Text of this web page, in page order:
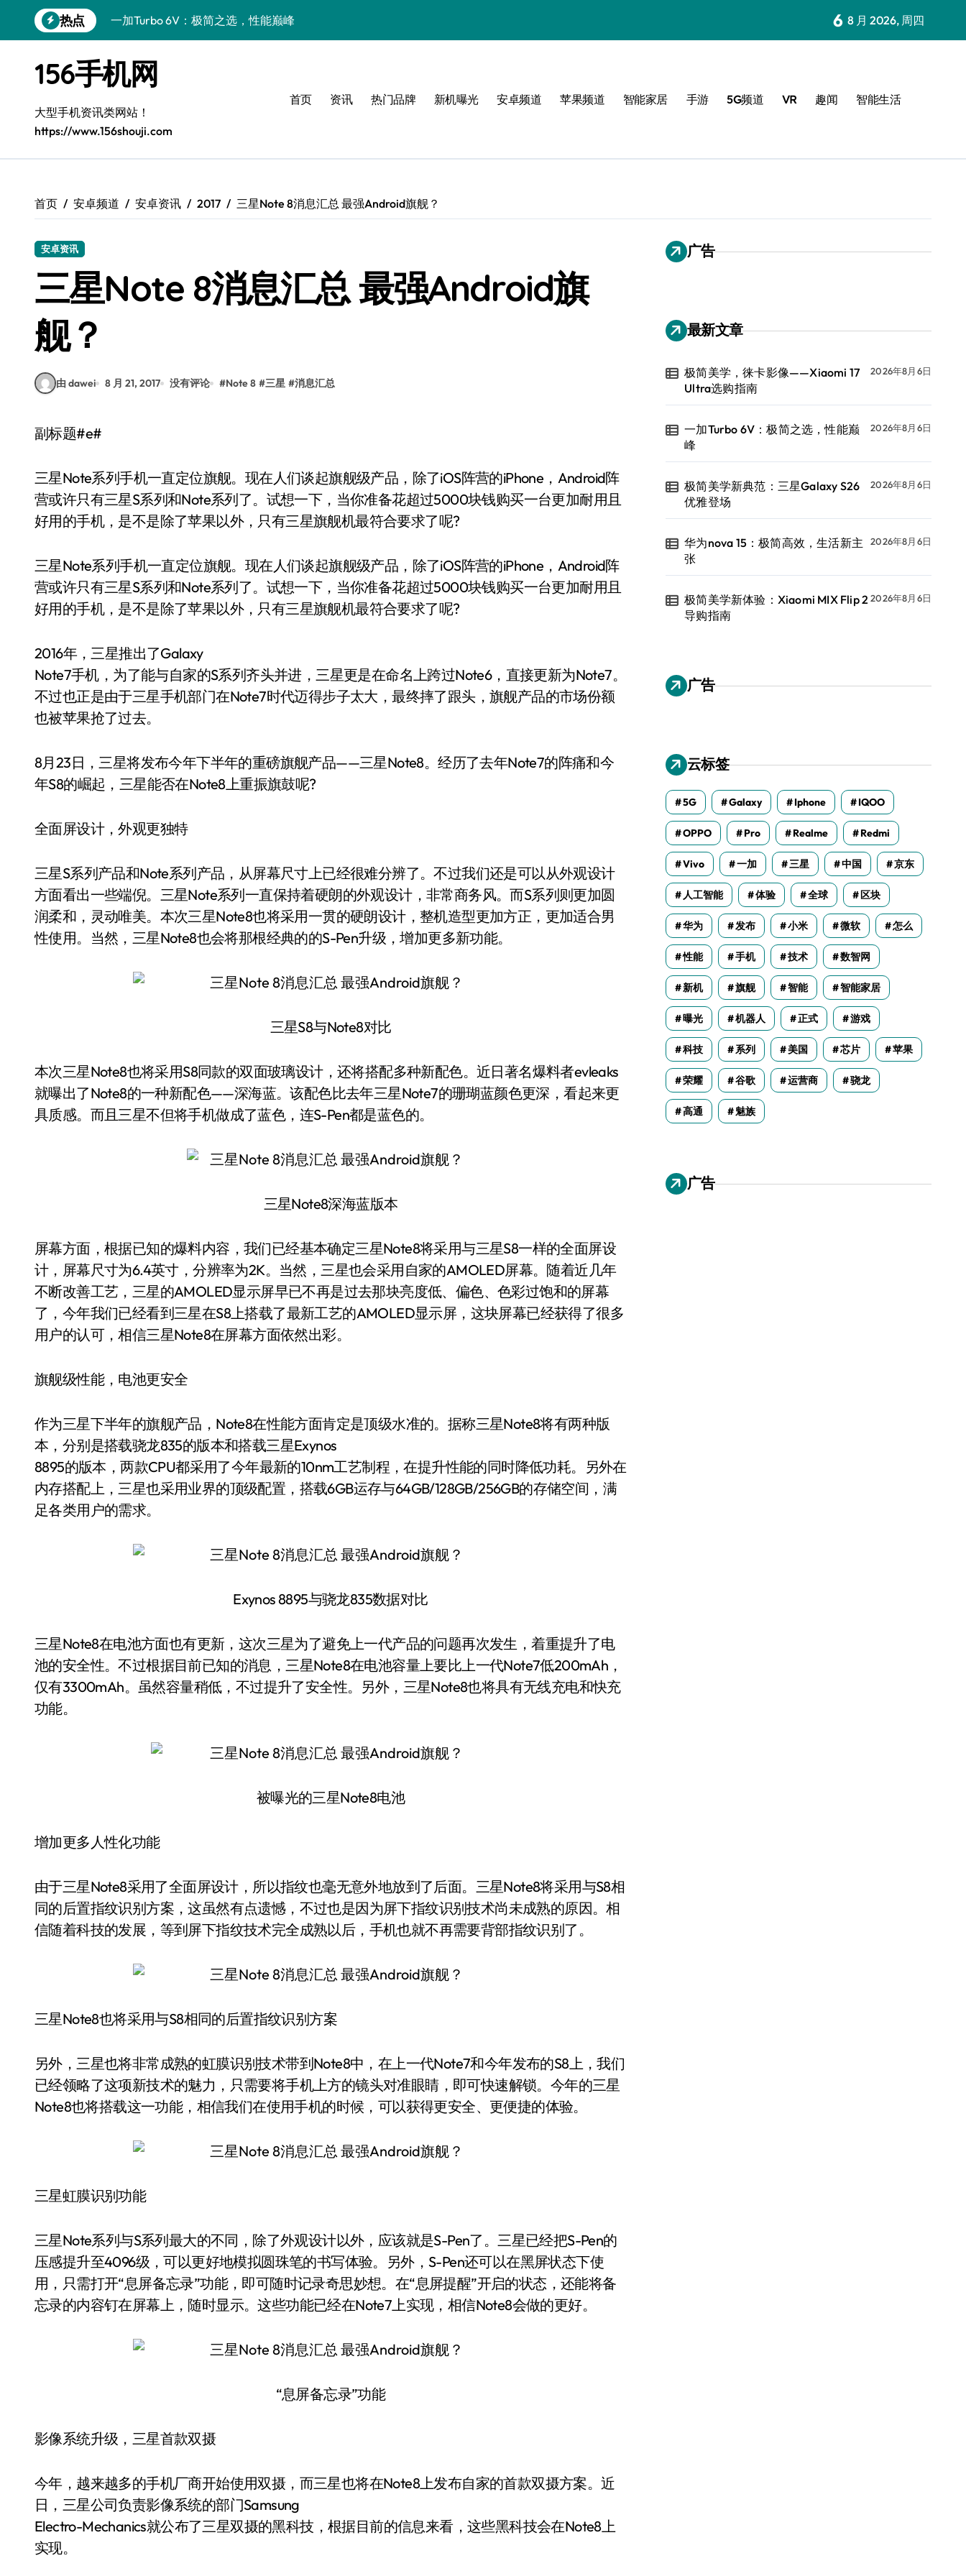
到
热点
一加Turbo 6V：极简之选，性能巅峰
华为nova 15：极简高效，生活新主张
极简美学新体验：Xiaomi MIX Flip 2导购指南
iPhone 17e导购指南：简约之选，智慧生活
华为nova15 Ultra：极简高效，生活新主张
三星W26：极简设计，高效之选
极简美学，徕卡影像——Xiaomi 17 Ultra选购指南
6 8 月 2026, 周四
156手机网
大型手机资讯类网站！
https://www.156shouji.com
首页 资讯 热门品牌 新机曝光 安卓频道 苹果频道 智能家居 手游 5G频道 VR 趣闻 智能生活
首页 安卓频道 安卓资讯 2017 三星Note 8消息汇总 最强Android旗舰？
安卓资讯
三星Note 8消息汇总 最强Android旗
舰？
由 dawei 8 月 21, 2017 没有评论 #Note 8 #三星 #消息汇总
副标题#e#
三星Note系列手机一直定位旗舰。现在人们谈起旗舰级产品，除了iOS阵营的iPhone，Android阵
营或许只有三星S系列和Note系列了。试想一下，当你准备花超过5000块钱购买一台更加耐用且
好用的手机，是不是除了苹果以外，只有三星旗舰机最符合要求了呢?
三星Note系列手机一直定位旗舰。现在人们谈起旗舰级产品，除了iOS阵营的iPhone，Android阵
营或许只有三星S系列和Note系列了。试想一下，当你准备花超过5000块钱购买一台更加耐用且
好用的手机，是不是除了苹果以外，只有三星旗舰机最符合要求了呢?
2016年，三星推出了Galaxy
Note7手机，为了能与自家的S系列齐头并进，三星更是在命名上跨过Note6，直接更新为Note7。
不过也正是由于三星手机部门在Note7时代迈得步子太大，最终摔了跟头，旗舰产品的市场份额
也被苹果抢了过去。
8月23日，三星将发布今年下半年的重磅旗舰产品——三星Note8。经历了去年Note7的阵痛和今
年S8的崛起，三星能否在Note8上重振旗鼓呢?
全面屏设计，外观更独特
三星S系列产品和Note系列产品，从屏幕尺寸上已经很难分辨了。不过我们还是可以从外观设计
方面看出一些端倪。三星Note系列一直保持着硬朗的外观设计，非常商务风。而S系列则更加圆
润柔和，灵动唯美。本次三星Note8也将采用一贯的硬朗设计，整机造型更加方正，更加适合男
性使用。当然，三星Note8也会将那根经典的的S-Pen升级，增加更多新功能。
三星S8与Note8对比
本次三星Note8也将采用S8同款的双面玻璃设计，还将搭配多种新配色。近日著名爆料者evleaks
就曝出了Note8的一种新配色——深海蓝。该配色比去年三星Note7的珊瑚蓝颜色更深，看起来更
具质感。而且三星不但将手机做成了蓝色，连S-Pen都是蓝色的。
三星Note8深海蓝版本
屏幕方面，根据已知的爆料内容，我们已经基本确定三星Note8将采用与三星S8一样的全面屏设
计，屏幕尺寸为6.4英寸，分辨率为2K。当然，三星也会采用自家的AMOLED屏幕。随着近几年
不断改善工艺，三星的AMOLED显示屏早已不再是过去那块亮度低、偏色、色彩过饱和的屏幕
了，今年我们已经看到三星在S8上搭载了最新工艺的AMOLED显示屏，这块屏幕已经获得了很多
用户的认可，相信三星Note8在屏幕方面依然出彩。
旗舰级性能，电池更安全
作为三星下半年的旗舰产品，Note8在性能方面肯定是顶级水准的。据称三星Note8将有两种版
本，分别是搭载骁龙835的版本和搭载三星Exynos
8895的版本，两款CPU都采用了今年最新的10nm工艺制程，在提升性能的同时降低功耗。另外在
内存搭配上，三星也采用业界的顶级配置，搭载6GB运存与64GB/128GB/256GB的存储空间，满
足各类用户的需求。
Exynos 8895与骁龙835数据对比
三星Note8在电池方面也有更新，这次三星为了避免上一代产品的问题再次发生，着重提升了电
池的安全性。不过根据目前已知的消息，三星Note8在电池容量上要比上一代Note7低200mAh，
仅有3300mAh。虽然容量稍低，不过提升了安全性。另外，三星Note8也将具有无线充电和快充
功能。
被曝光的三星Note8电池
增加更多人性化功能
由于三星Note8采用了全面屏设计，所以指纹也毫无意外地放到了后面。三星Note8将采用与S8相
同的后置指纹识别方案，这虽然有点遗憾，不过也是因为屏下指纹识别技术尚未成熟的原因。相
信随着科技的发展，等到屏下指纹技术完全成熟以后，手机也就不再需要背部指纹识别了。
三星Note8也将采用与S8相同的后置指纹识别方案
另外，三星也将非常成熟的虹膜识别技术带到Note8中，在上一代Note7和今年发布的S8上，我们
已经领略了这项新技术的魅力，只需要将手机上方的镜头对准眼睛，即可快速解锁。今年的三星
Note8也将搭载这一功能，相信我们在使用手机的时候，可以获得更安全、更便捷的体验。
三星虹膜识别功能
三星Note系列与S系列最大的不同，除了外观设计以外，应该就是S-Pen了。三星已经把S-Pen的
压感提升至4096级，可以更好地模拟圆珠笔的书写体验。另外，S-Pen还可以在黑屏状态下使
用，只需打开“息屏备忘录”功能，即可随时记录奇思妙想。在“息屏提醒”开启的状态，还能将备
忘录的内容钉在屏幕上，随时显示。这些功能已经在Note7上实现，相信Note8会做的更好。
“息屏备忘录”功能
影像系统升级，三星首款双摄
今年，越来越多的手机厂商开始使用双摄，而三星也将在Note8上发布自家的首款双摄方案。近
日，三星公司负责影像系统的部门Samsung
Electro-Mechanics就公布了三星双摄的黑科技，根据目前的信息来看，这些黑科技会在Note8上
实现。
广告
最新文章
极简美学，徕卡影像——Xiaomi 17
Ultra选购指南
2026年8月6日
一加Turbo 6V：极简之选，性能巅
峰
2026年8月6日
极简美学新典范：三星Galaxy S26
优雅登场
2026年8月6日
华为nova 15：极简高效，生活新主
张
2026年8月6日
极简美学新体验：Xiaomi MIX Flip 2
导购指南
2026年8月6日
广告
云标签
5G Galaxy Iphone IQOO
OPPO Pro Realme Redmi
Vivo 一加 三星 中国 京东
人工智能 体验 全球 区块
华为 发布 小米 微软 怎么
性能 手机 技术 数智网
新机 旗舰 智能 智能家居
曝光 机器人 正式 游戏
科技 系列 美国 芯片 苹果
荣耀 谷歌 运营商 骁龙
高通 魅族
广告